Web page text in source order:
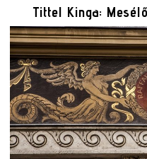
Tittel Kinga: